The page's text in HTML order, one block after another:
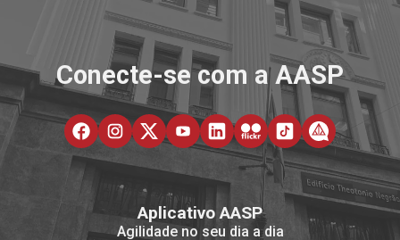
Conecte-se com a AASP
Aplicativo AASP
Agilidade no seu dia a dia